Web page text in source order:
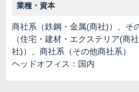
業種・資本
商社系（鉄鋼・金属(商社)）、そ
（住宅・建材・エクステリア(商
社)）、商社系（その他商社系）
ヘッドオフィス：国内